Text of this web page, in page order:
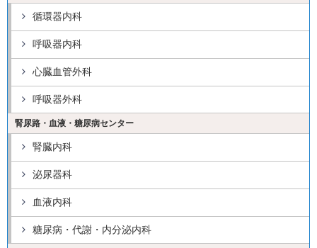
循環器内科
呼吸器内科
心臓血管外科
呼吸器外科
腎尿路・血液・糖尿病センター
腎臓内科
泌尿器科
血液内科
糖尿病・代謝・内分泌内科